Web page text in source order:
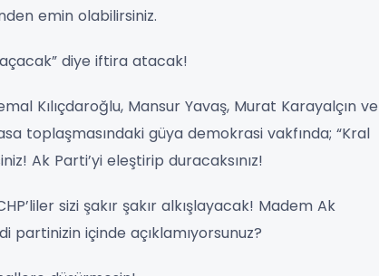
emin olabilirsiniz.
diye iftira atacak!
Kılıçdaroğlu, Mansur Yavaş, Murat Karayalçın ve
toplaşmasındaki güya demokrasi vakfında; “Kral
Ak Parti’yi eleştirip duracaksınız!
sizi şakır şakır alkışlayacak! Madem Ak
partinizin içinde açıklamıyorsunuz?